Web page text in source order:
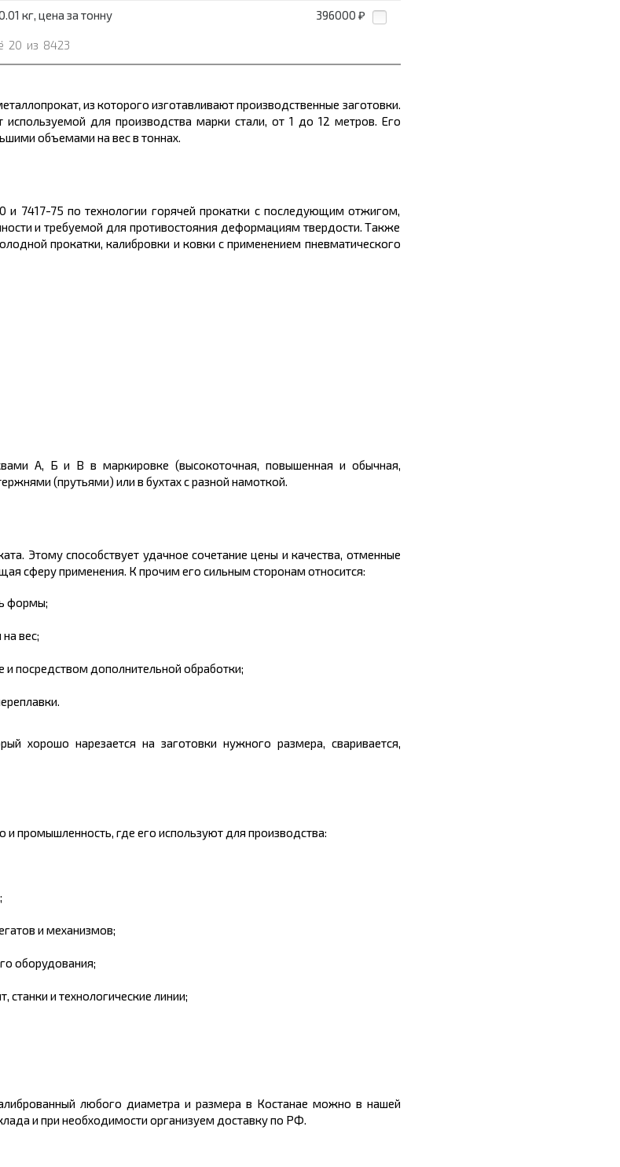
кг, цена за тонну 396000 ₽
20 из 8423
из которого изготавливают производственные заготовки.
используемой для производства марки стали, от 1 до 12 метров. Его
объемами на вес в тоннах.
и 7417-75 по технологии горячей прокатки с последующим отжигом,
и требуемой для противостояния деформациям твердости. Также
прокатки, калибровки и ковки с применением пневматического
А, Б и Вв маркировке (высокоточная, повышенная и обычная,
(прутьями) или в бухтах с разной намоткой.
Этому способствует удачное сочетаниецены и качества, отменные
сферу применения. К прочим его сильным сторонам относится:
формы;
вес;
и посредством дополнительной обработки;
хорошо нарезается на заготовки нужного размера, сваривается,
и промышленность, где его используют для производства:
и механизмов;
оборудования;
станки и технологические линии;
любого диаметра и размера в Костанае можно в нашей
и при необходимости организуем доставку по РФ.